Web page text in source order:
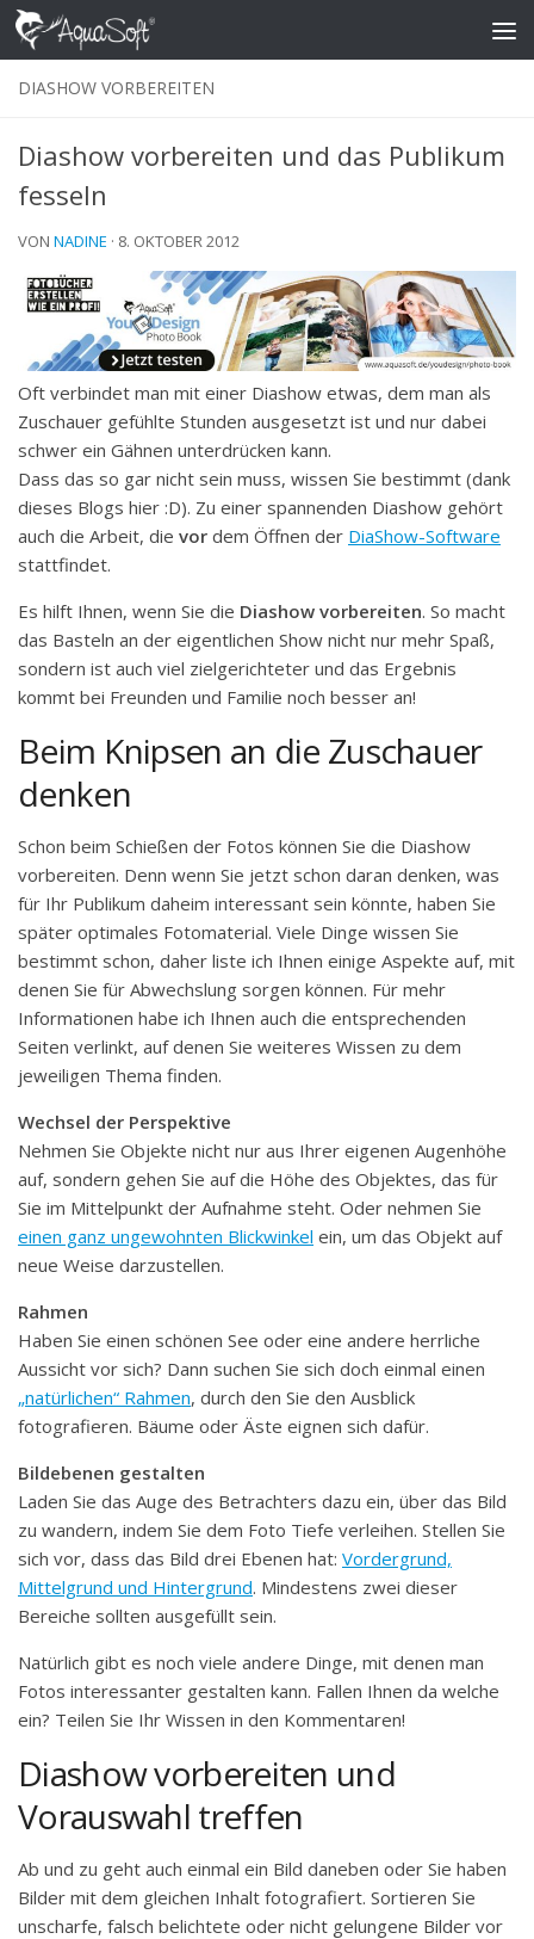
Skip to content
DIASHOW VORBEREITEN
Diashow vorbereiten und das Publikum
fesseln
VON NADINE · 8. OKTOBER 2012
Oft verbindet man mit einer Diashow etwas, dem man als
Zuschauer gefühlte Stunden ausgesetzt ist und nur dabei
schwer ein Gähnen unterdrücken kann.
Dass das so gar nicht sein muss, wissen Sie bestimmt (dank
dieses Blogs hier :D). Zu einer spannenden Diashow gehört
auch die Arbeit, die vor dem Öffnen der DiaShow-Software
stattfindet.
Es hilft Ihnen, wenn Sie die Diashow vorbereiten. So macht
das Basteln an der eigentlichen Show nicht nur mehr Spaß,
sondern ist auch viel zielgerichteter und das Ergebnis
kommt bei Freunden und Familie noch besser an!
Beim Knipsen an die Zuschauer
denken
Schon beim Schießen der Fotos können Sie die Diashow
vorbereiten. Denn wenn Sie jetzt schon daran denken, was
für Ihr Publikum daheim interessant sein könnte, haben Sie
später optimales Fotomaterial. Viele Dinge wissen Sie
bestimmt schon, daher liste ich Ihnen einige Aspekte auf, mit
denen Sie für Abwechslung sorgen können. Für mehr
Informationen habe ich Ihnen auch die entsprechenden
Seiten verlinkt, auf denen Sie weiteres Wissen zu dem
jeweiligen Thema finden.
Wechsel der Perspektive
Nehmen Sie Objekte nicht nur aus Ihrer eigenen Augenhöhe
auf, sondern gehen Sie auf die Höhe des Objektes, das für
Sie im Mittelpunkt der Aufnahme steht. Oder nehmen Sie
einen ganz ungewohnten Blickwinkel ein, um das Objekt auf
neue Weise darzustellen.
Rahmen
Haben Sie einen schönen See oder eine andere herrliche
Aussicht vor sich? Dann suchen Sie sich doch einmal einen
„natürlichen“ Rahmen, durch den Sie den Ausblick
fotografieren. Bäume oder Äste eignen sich dafür.
Bildebenen gestalten
Laden Sie das Auge des Betrachters dazu ein, über das Bild
zu wandern, indem Sie dem Foto Tiefe verleihen. Stellen Sie
sich vor, dass das Bild drei Ebenen hat: Vordergrund,
Mittelgrund und Hintergrund. Mindestens zwei dieser
Bereiche sollten ausgefüllt sein.
Natürlich gibt es noch viele andere Dinge, mit denen man
Fotos interessanter gestalten kann. Fallen Ihnen da welche
ein? Teilen Sie Ihr Wissen in den Kommentaren!
Diashow vorbereiten und
Vorauswahl treffen
Ab und zu geht auch einmal ein Bild daneben oder Sie haben
Bilder mit dem gleichen Inhalt fotografiert. Sortieren Sie
unscharfe, falsch belichtete oder nicht gelungene Bilder vor